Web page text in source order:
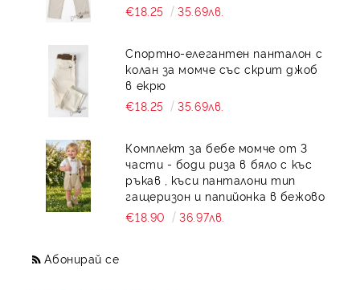
€18.25
35.69лв.
Спортно-елегантен панталон с
колан за момче със скрит джоб
в екрю
€18.25
35.69лв.
Комплект за бебе момче от 3
части - боди риза в бяло с къс
ръкав , къси панталони тип
гащеризон и папийонка в бежово
€18.90
36.97лв.
Абонирай се